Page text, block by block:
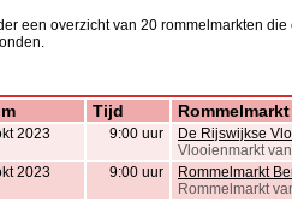
een overzicht van 20 rommelmarkten die
Tijd Rommelmarkt
2023 9:00 uur
De Rijswijkse
Vlooienmarkt
2023 9:00 uur
Rommelmarkt
Rommelmarkt